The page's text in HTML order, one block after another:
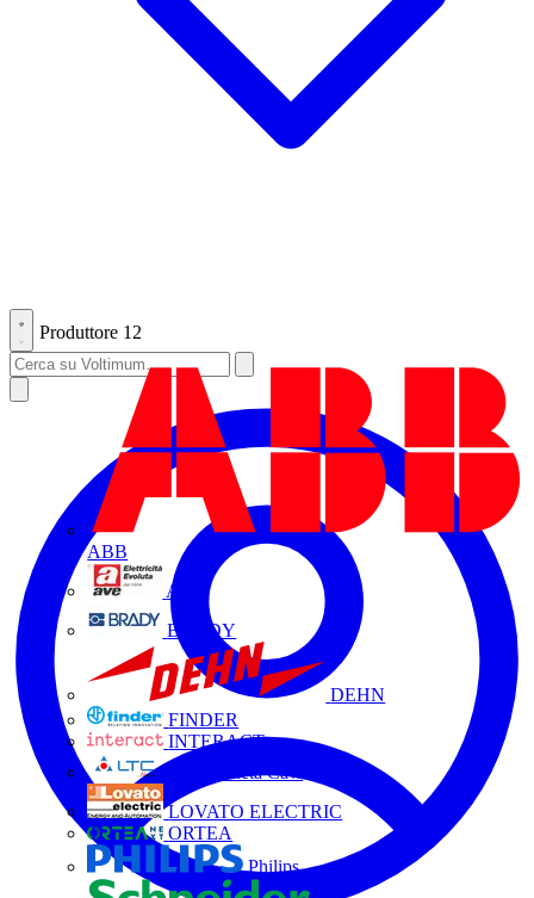
Produttore 12
ABB
AVE
BRADY
DEHN
FINDER
INTERACT
La Triveneta Cavi
LOVATO ELECTRIC
ORTEA
Philips